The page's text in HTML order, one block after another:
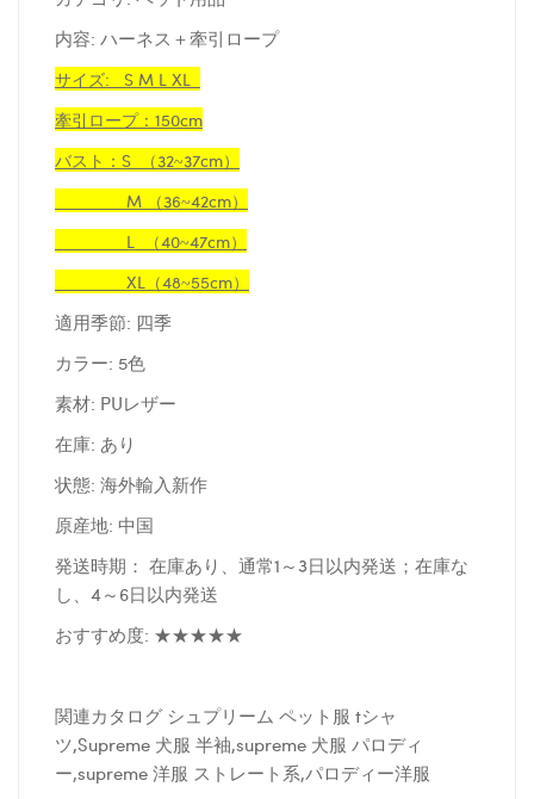
内容: ハーネス＋牽引ロープ
サイズ: S M L XL
牽引ロープ：150cm
バスト：S （32~37cm）
M （36~42cm）
L （40~47cm）
XL（48~55cm）
適用季節: 四季
カラー: 5色
素材: PUレザー
在庫: あり
状態: 海外輸入新作
原産地: 中国
発送時期： 在庫あり、通常1～3日以内発送；在庫な
し、4～6日以内発送
おすすめ度: ★★★★★
関連カタログ シュプリーム ペット服 tシャ
ツ,Supreme 犬服 半袖,supreme 犬服 パロディ
ー,supreme 洋服 ストレート系,パロディー洋服